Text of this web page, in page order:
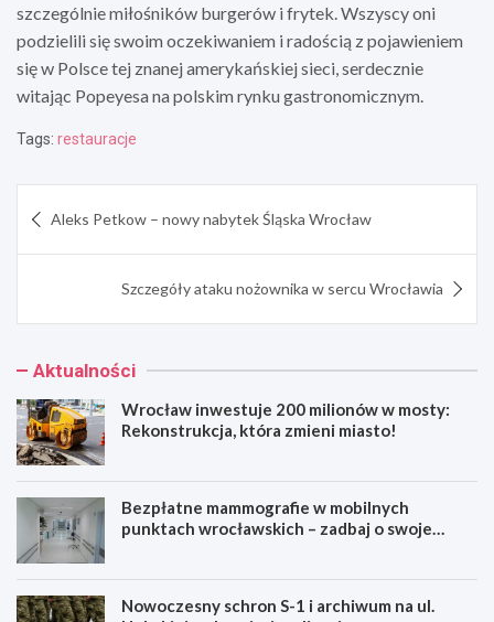
szczególnie miłośników burgerów i frytek. Wszyscy oni
podzielili się swoim oczekiwaniem i radością z pojawieniem
się w Polsce tej znanej amerykańskiej sieci, serdecznie
witając Popeyesa na polskim rynku gastronomicznym.
Tags: restauracje
wpisu
Aleks Petkow – nowy nabytek Śląska Wrocław
Szczegóły ataku nożownika w sercu Wrocławia
Aktualności
Wrocław inwestuje 200 milionów w mosty:
Rekonstrukcja, która zmieni miasto!
Bezpłatne mammografie w mobilnych
punktach wrocławskich – zadbaj o swoje
Nowoczesny schron S-1 i archiwum na ul.